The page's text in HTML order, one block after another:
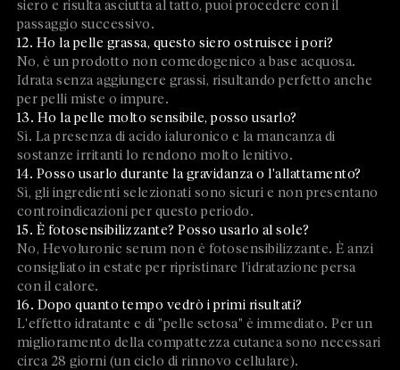
siero e risulta asciutta al tatto, puoi procedere con il
passaggio successivo.
12. Ho la pelle grassa, questo siero ostruisce i pori?
No, è un prodotto non comedogenico a base acquosa.
Idrata senza aggiungere grassi, risultando perfetto anche
per pelli miste o impure.
13. Ho la pelle molto sensibile, posso usarlo?
Sì. La presenza di acido ialuronico e la mancanza di
sostanze irritanti lo rendono molto lenitivo.
14. Posso usarlo durante la gravidanza o l'allattamento?
Sì, gli ingredienti selezionati sono sicuri e non presentano
controindicazioni per questo periodo.
15. È fotosensibilizzante? Posso usarlo al sole?
No, Hevoluronic serum non è fotosensibilizzante. È anzi
consigliato in estate per ripristinare l'idratazione persa
con il calore.
16. Dopo quanto tempo vedrò i primi risultati?
L'effetto idratante e di "pelle setosa" è immediato. Per un
miglioramento della compattezza cutanea sono necessari
circa 28 giorni (un ciclo di rinnovo cellulare).